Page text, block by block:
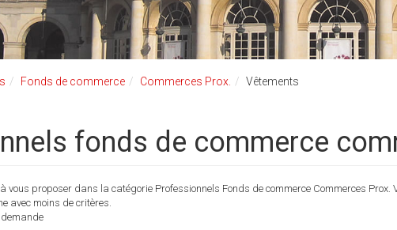
Fonds de commerce Commerces Prox. Vêtements
fonds de commerce
vous proposer dans la catégorie Professionnels Fonds de commerce Commerces
avec moins de critères.